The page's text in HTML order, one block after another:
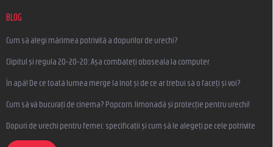
BLOG
Cum să alegi mărimea potrivită a dopurilor de urechi?
Clipitul și regula 20-20-20: Așa combateți oboseala la computer
În apă! De ce toată lumea merge la înot și de ce ar trebui să o faceți și voi?
Cum să vă bucurați de cinema? Popcorn, limonadă și protecție pentru urechi!
Dopuri de urechi pentru femei: specificații și cum să le alegeți pe cele potrivite